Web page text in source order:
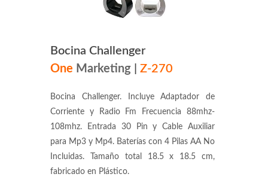
Bocina Challenger
One Marketing Z-270
Bocina Challenger. Incluye Adaptador de
Corriente y Radio Fm Frecuencia 88mhz-
108mhz. Entrada 30 Pin y Cable Auxiliar
para Mp3 y Mp4. Baterías con 4 Pilas AA No
Incluidas. Tamaño total 18.5 x 18.5 cm,
fabricado en Plástico.